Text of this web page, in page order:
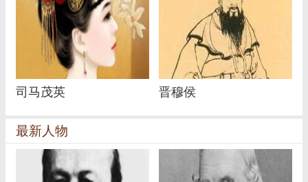
司马茂英 晋穆侯
最新人物